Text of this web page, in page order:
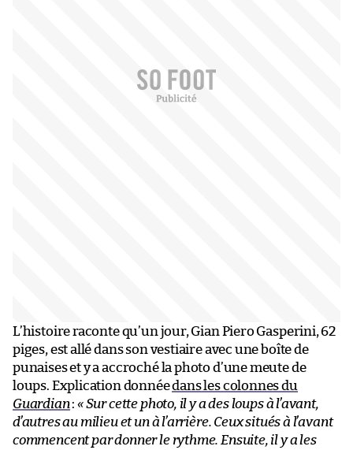
L’histoire raconte qu’un jour, Gian Piero Gasperini, 62
piges, est allé dans son vestiaire avec une boîte de
punaises et y a accroché la photo d’une meute de
loups. Explication donnéedans les colonnes du
Guardian:« Sur cette photo, il y a des loups à l’avant,
d’autres au milieu et un à l’arrière. Ceux situés à l’avant
commencent par donner le rythme. Ensuite, il y a les